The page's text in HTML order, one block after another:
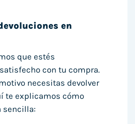
en
que estés
con tu compra.
necesitas devolver
te explicamos cómo
sencilla: